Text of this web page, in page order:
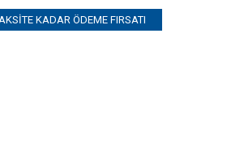
KADAR ÖDEME FIRSATI